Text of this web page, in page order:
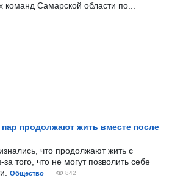
Самарской области по...
пар продолжают жить вместе после
что продолжают жить с
того, что не могут позволить себе
Общество 842